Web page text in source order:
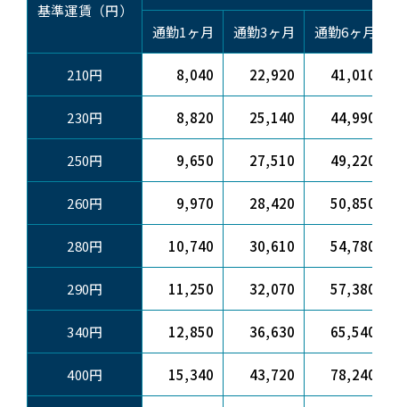
基準運賃（円）
通勤1ヶ月 通勤3ヶ月 通勤6ヶ月
210円 8,040 22,920 41,010
230円 8,820 25,140 44,990
250円 9,650 27,510 49,220
260円 9,970 28,420 50,850
280円 10,740 30,610 54,780
290円 11,250 32,070 57,380
340円 12,850 36,630 65,540
400円 15,340 43,720 78,240